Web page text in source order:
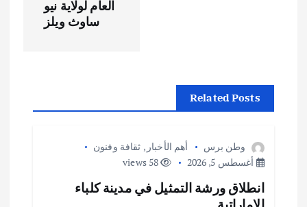
العام لولاية نيو
ساوث ويلز
Related Posts
وطن برس أهم الأخبار , ثقافة وفنون
أغسطس 5, 2026
58 views
انطلاق ورشة التمثيل في مدينة كلباء